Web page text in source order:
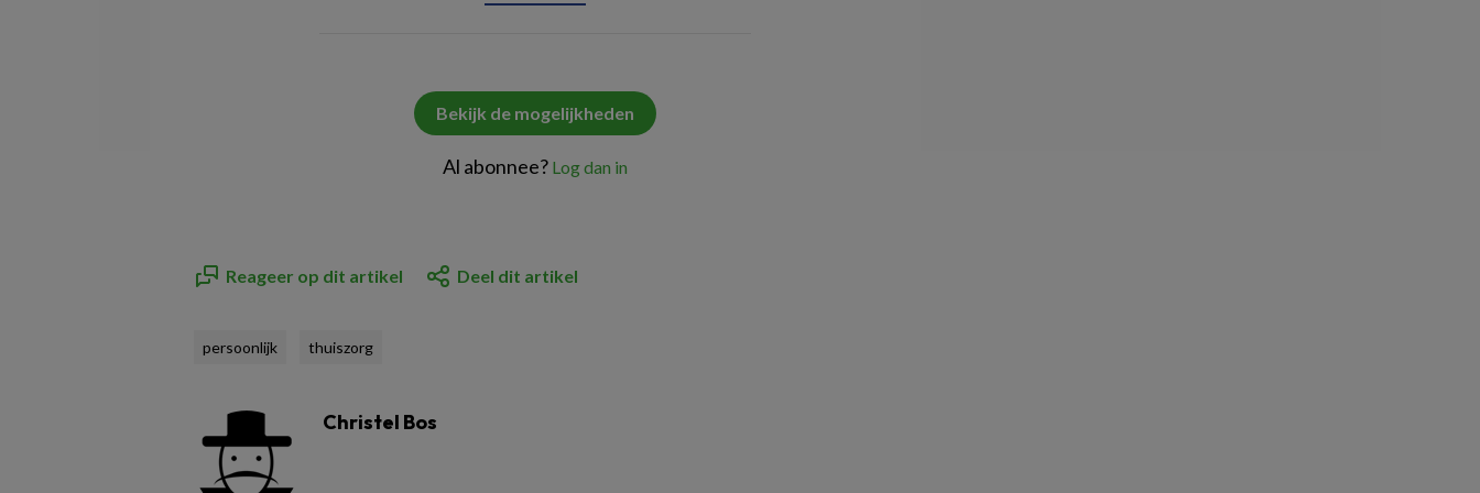
Bekijk de mogelijkheden
Al abonnee? Log dan in
Reageer op dit artikel Deel dit artikel
persoonlijk thuiszorg
Christel Bos